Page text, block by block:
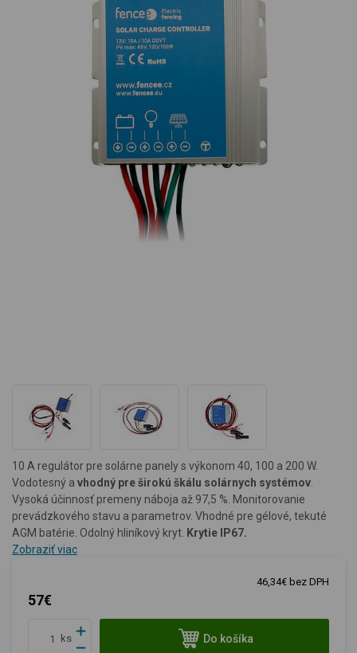
10 A regulátor pre solárne panely s výkonom 40, 100 a 200 W.
Vodotesný a vhodný pre širokú škálu solárnych systémov
Vysoká účinnosť premeny náboja až 97,5 %. Monitorovanie
prevádzkového stavu a parametrov. Vhodné pre gélové, tekuté
AGM batérie. Odolný hliníkový kryt. Krytie IP67.
Zobraziť viac
57€
46,34€ bez DPH
ks Do košíka